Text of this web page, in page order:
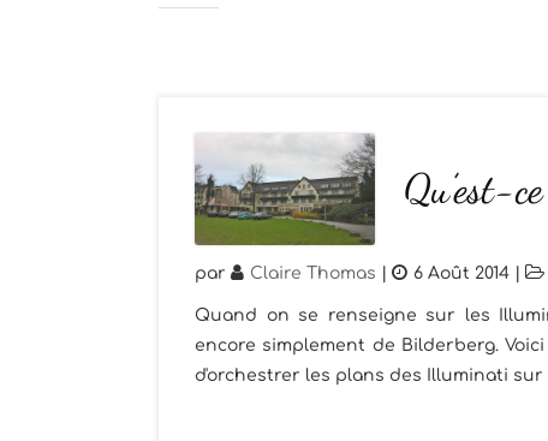
Qu’est-
par Claire Thomas 6 Août 2014
Quand on se renseigne sur les
encore simplement de Bilderberg.
d'orchestrer les plans des Illuminati